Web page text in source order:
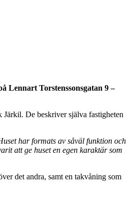
Lennart Torstenssonsgatan 9 –
De beskriver själva fastigheten
har formats av såväl funktion och
att ge huset en egen karaktär som
det andra, samt en takvåning som